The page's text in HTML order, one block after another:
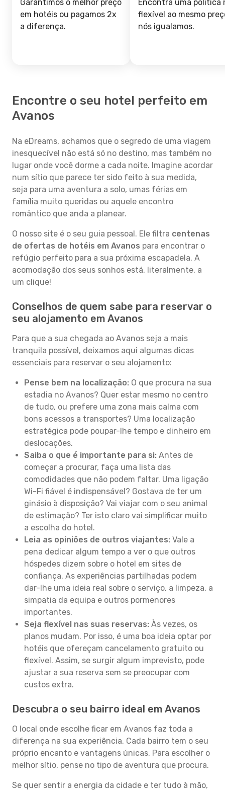
Garantimos o melhor preço
em hotéis ou pagamos 2x
a diferença.
Encontra uma política
flexível ao mesmo
nós igualamos.
Encontre o seu hotel perfeito em
Avanos
Na eDreams, achamos que o segredo de uma viagem
inesquecível não está só no destino, mas também no
lugar onde você dorme a cada noite. Imagine acordar
num sítio que parece ter sido feito à sua medida,
seja para uma aventura a solo, umas férias em
família muito queridas ou aquele encontro
romântico que anda a planear.
O nosso site é o seu guia pessoal. Ele filtra centenas
de ofertas de hotéis em Avanos para encontrar o
refúgio perfeito para a sua próxima escapadela. A
acomodação dos seus sonhos está, literalmente, a
um clique!
Conselhos de quem sabe para reservar o
seu alojamento em Avanos
Para que a sua chegada ao Avanos seja a mais
tranquila possível, deixamos aqui algumas dicas
essenciais para reservar o seu alojamento:
Pense bem na localização: O que procura na sua
estadia no Avanos? Quer estar mesmo no centro
de tudo, ou prefere uma zona mais calma com
bons acessos a transportes? Uma localização
estratégica pode poupar-lhe tempo e dinheiro em
deslocações.
Saiba o que é importante para si: Antes de
começar a procurar, faça uma lista das
comodidades que não podem faltar. Uma ligação
Wi-Fi fiável é indispensável? Gostava de ter um
ginásio à disposição? Vai viajar com o seu animal
de estimação? Ter isto claro vai simplificar muito
a escolha do hotel.
Leia as opiniões de outros viajantes: Vale a
pena dedicar algum tempo a ver o que outros
hóspedes dizem sobre o hotel em sites de
confiança. As experiências partilhadas podem
dar-lhe uma ideia real sobre o serviço, a limpeza, a
simpatia da equipa e outros pormenores
importantes.
Seja flexível nas suas reservas: Às vezes, os
planos mudam. Por isso, é uma boa ideia optar por
hotéis que ofereçam cancelamento gratuito ou
flexível. Assim, se surgir algum imprevisto, pode
ajustar a sua reserva sem se preocupar com
custos extra.
Descubra o seu bairro ideal em Avanos
O local onde escolhe ficar em Avanos faz toda a
diferença na sua experiência. Cada bairro tem o seu
próprio encanto e vantagens únicas. Para escolher o
melhor sítio, pense no tipo de aventura que procura.
Se quer sentir a energia da cidade e ter tudo à mão,